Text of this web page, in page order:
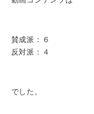
賛成派：６
反対派：４
でした。